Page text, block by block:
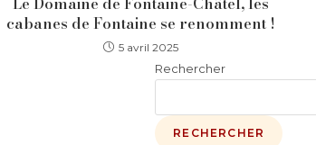
cabanes de Fontaine se renomment !
5 avril 2025
Rechercher
RECHERCHER